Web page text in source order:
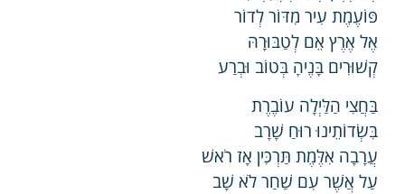
פּוֹעֶמֶת עִיר מִדּוֹר לְדוֹר
אֶל אֶרֶץ אֵם לְטַבּוּרָהּ
קְשׁוּרִים בָּנֶיהָ בְּטוֹב וּבְרַע
בַּחֲצִי הַלַּיְלָה עוֹבֶרֶת
בִּשְׂדוֹתֵינוּ רוּחַ שָׁרָב
עֲרָבָה אִלֶּמֶת תַּרְכִּין אָז רֹאשׁ
עַל אֲשֶׁר עִם שַׁחַר לֹא שָׁב